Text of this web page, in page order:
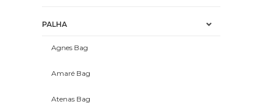
PALHA
Agnes Bag
Amaré Bag
Atenas Bag